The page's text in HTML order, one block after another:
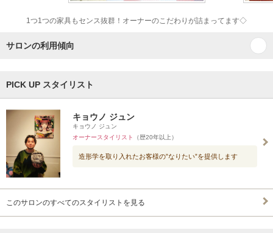
1つ1つの家具もセンス抜群！オーナーのこだわりが詰まってます◇
サロンの利用傾向
PICK UP スタイリスト
キョウノ ジュン
キョウノ ジュン
オーナースタイリスト
（歴20年以上）
造形学を取り入れたお客様の”なりたい”を提供します
このサロンのすべてのスタイリストを見る